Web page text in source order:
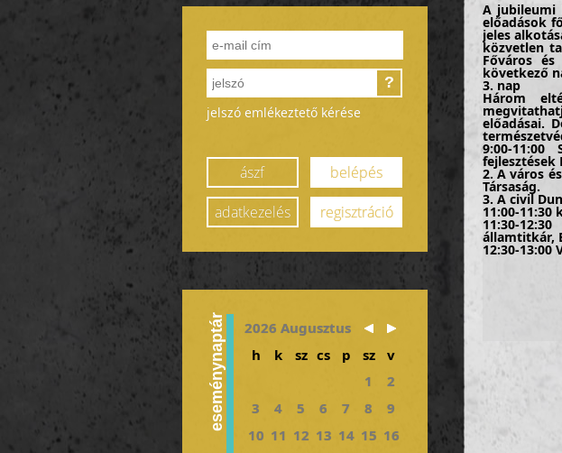
?
jelszó emlékeztető kérése
ászf
belépés
adatkezelés
regisztráció
eseménynaptár
2026 Augusztus
h
k sz cs p sz
v
1
2
3
4 5 6 7 8
9
10 11 12 13 14 15 16
A jubileumi
előadások
jeles
közvetlen
Főváros
következő
3. nap
Három
előadásai.
9:00-11:00
fejlesztések
2. A város
Társaság.
3. A civil
11:00-11:30
11:30-
államtitkár,
12:30-13:00